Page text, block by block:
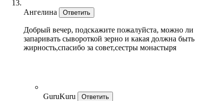
Ангелина Ответить
Добрый вечер, подскажите пожалуйста, можно ли
запаривать сывороткой зерно и какая должна быть
жирность,спасибо за совет,сестры монастыря
GuruKuru Ответить